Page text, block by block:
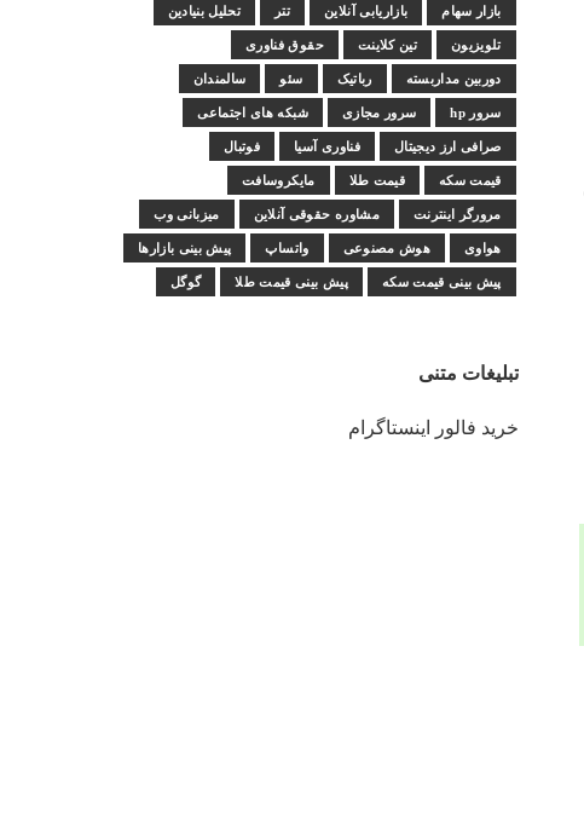
بازار سهام بازاریابی آنلاین تتر تحلیل بنیادین
تلویزیون تین کلاینت حقوق فناوری
دوربین مداربسته رباتیک سئو سالمندان
سرور hp سرور مجازی شبکه های اجتماعی
صرافی ارز دیجیتال فناوری آسیا فوتبال
قیمت سکه قیمت طلا مایکروسافت
مرورگر اینترنت مشاوره حقوقی آنلاین میزبانی وب
هواوی هوش مصنوعی واتساپ پیش بینی بازارها
پیش بینی قیمت سکه پیش بینی قیمت طلا گوگل
تبلیغات متنی
خرید فالور اینستاگرام